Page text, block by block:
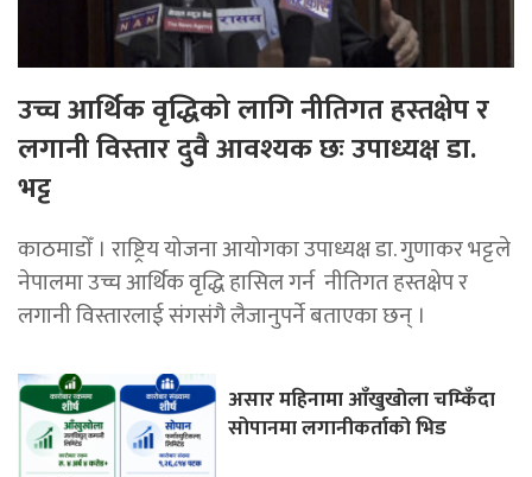
उच्च आर्थिक वृद्धिको लागि नीतिगत हस्तक्षेप र
लगानी विस्तार दुवै आवश्यक छः उपाध्यक्ष डा.
भट्ट
काठमाडाेँ । राष्ट्रिय योजना आयोगका उपाध्यक्ष डा. गुणाकर भट्टले
नेपालमा उच्च आर्थिक वृद्धि हासिल गर्न नीतिगत हस्तक्षेप र
लगानी विस्तारलाई संगसंगै लैजानुपर्ने बताएका छन् ।
असार महिनामा आँखुखोला चम्किँदा
सोपानमा लगानीकर्ताको भिड